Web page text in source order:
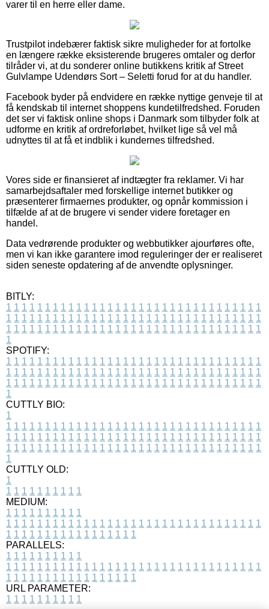
varer til en herre eller dame.
Trustpilot indebærer faktisk sikre muligheder for at fortolke
en længere række eksisterende brugeres omtaler og derfor
tilråder vi, at du sonderer online butikkens kritik af Street
Gulvlampe Udendørs Sort – Seletti forud for at du handler.
Facebook byder på endvidere en række nyttige genveje til at
få kendskab til internet shoppens kundetilfredshed. Foruden
det ser vi faktisk online shops i Danmark som tilbyder folk at
udforme en kritik af ordreforløbet, hvilket lige så vel må
udnyttes til at få et indblik i kundernes tilfredshed.
Vores side er finansieret af indtægter fra reklamer. Vi har
samarbejdsaftaler med forskellige internet butikker og
præsenterer firmaernes produkter, og opnår kommission i
tilfælde af at de brugere vi sender videre foretager en
handel.
Data vedrørende produkter og webbutikker ajourføres ofte,
men vi kan ikke garantere imod reguleringer der er realiseret
siden seneste opdatering af de anvendte oplysninger.
BITLY:
1 1 1 1 1 1 1 1 1 1 1 1 1 1 1 1 1 1 1 1 1 1 1 1 1 1 1 1 1 1 1 1 1
1 1 1 1 1 1 1 1 1 1 1 1 1 1 1 1 1 1 1 1 1 1 1 1 1 1 1 1 1 1 1 1 1
1 1 1 1 1 1 1 1 1 1 1 1 1 1 1 1 1 1 1 1 1 1 1 1 1 1 1 1 1 1 1 1 1
1
SPOTIFY:
1 1 1 1 1 1 1 1 1 1 1 1 1 1 1 1 1 1 1 1 1 1 1 1 1 1 1 1 1 1 1 1 1
1 1 1 1 1 1 1 1 1 1 1 1 1 1 1 1 1 1 1 1 1 1 1 1 1 1 1 1 1 1 1 1 1
1 1 1 1 1 1 1 1 1 1 1 1 1 1 1 1 1 1 1 1 1 1 1 1 1 1 1 1 1 1 1 1 1
1
CUTTLY BIO:
1
1 1 1 1 1 1 1 1 1 1 1 1 1 1 1 1 1 1 1 1 1 1 1 1 1 1 1 1 1 1 1 1 1
1 1 1 1 1 1 1 1 1 1 1 1 1 1 1 1 1 1 1 1 1 1 1 1 1 1 1 1 1 1 1 1 1
1 1 1 1 1 1 1 1 1 1 1 1 1 1 1 1 1 1 1 1 1 1 1 1 1 1 1 1 1 1 1 1 1
1
CUTTLY OLD:
1
1 1 1 1 1 1 1 1 1 1
MEDIUM:
1 1 1 1 1 1 1 1 1 1
1 1 1 1 1 1 1 1 1 1 1 1 1 1 1 1 1 1 1 1 1 1 1 1 1 1 1 1 1 1 1 1 1
1 1 1 1 1 1 1 1 1 1 1 1 1 1 1 1 1
PARALLELS:
1 1 1 1 1 1 1 1 1 1
1 1 1 1 1 1 1 1 1 1 1 1 1 1 1 1 1 1 1 1 1 1 1 1 1 1 1 1 1 1 1 1 1
1 1 1 1 1 1 1 1 1 1 1 1 1 1 1 1 1
URL PARAMETER:
1 1 1 1 1 1 1 1 1 1